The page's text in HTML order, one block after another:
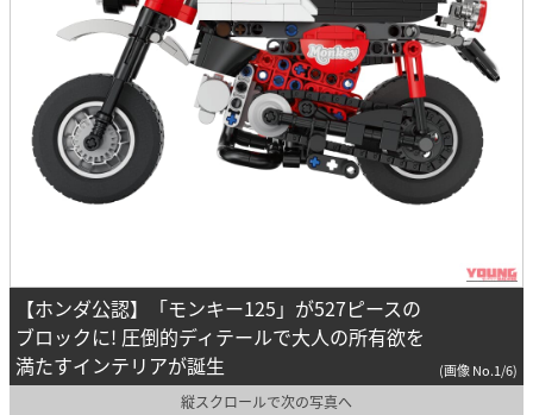
【ホンダ公認】「モンキー125」が527ピースの
ブロックに! 圧倒的ディテールで大人の所有欲を
満たすインテリアが誕生
(画像 No.1/6)
縦スクロールで次の写真へ